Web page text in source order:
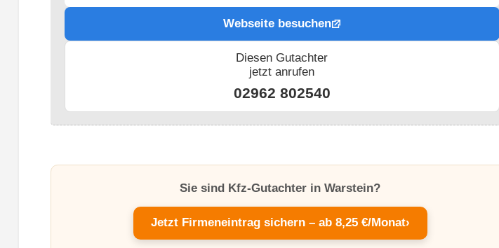
Webseite besuchen
Diesen Gutachter
jetzt anrufen
02962 802540
Sie sind Kfz-Gutachter in Warstein?
Jetzt Firmeneintrag sichern – ab 8,25 €/Monat›